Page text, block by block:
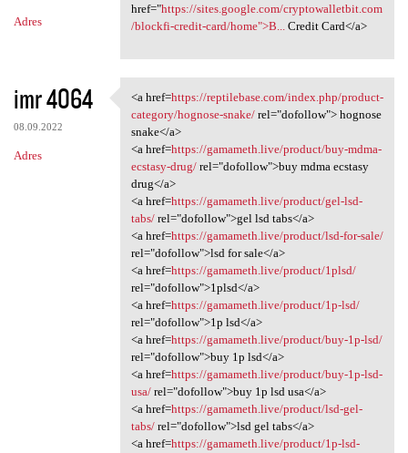
Adres
href="https://sites.google.com/cryptowalletbit.com
/blockfi-credit-card/home">B...
Credit Card</a>
imr 4064
08.09.2022
Adres
<a href=https://reptilebase
<a href=https://reptilebase.com/index.php/product-
category/hognose-snake/rel="dofollow"> hognose
snake</a>
<a href=https://gamameth.live/product/buy-mdma-
ecstasy-drug/rel="dofollow">buy mdma ecstasy
drug</a>
<a href=https://gamameth.live/product/gel-lsd-
tabs/rel="dofollow">gel lsd tabs</a>
<a href=https://gamameth.live/product/lsd-for-sale/
rel="dofollow">lsd for sale</a>
<a href=https://gamameth.live/product/1plsd/
rel="dofollow">1plsd</a>
<a href=https://gamameth.live/product/1p-lsd/
rel="dofollow">1p lsd</a>
<a href=https://gamameth.live/product/buy-1p-lsd/
rel="dofollow">buy 1p lsd</a>
<a href=https://gamameth.live/product/buy-1p-lsd-
usa/rel="dofollow">buy 1p lsd usa</a>
<a href=https://gamameth.live/product/lsd-gel-
tabs/rel="dofollow">lsd gel tabs</a>
<a href=https://gamameth.live/product/1p-lsd-